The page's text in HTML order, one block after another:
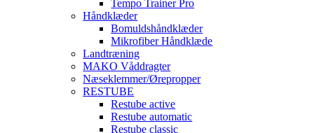
Tempo Trainer Pro
Håndklæder
Bomuldshåndklæder
Mikrofiber Håndklæde
Landtræning
MAKO Våddragter
Næseklemmer/Ørepropper
RESTUBE
Restube active
Restube automatic
Restube classic